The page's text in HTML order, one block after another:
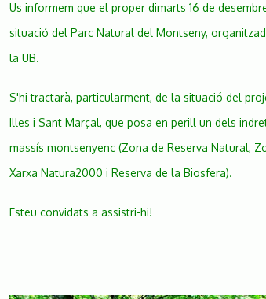
Us informem que el proper dimarts 16 de
situació del Parc Natural del Montseny,
la UB.
S'hi tractarà, particularment, de la situació del
Illes i Sant Marçal, que posa en perill un dels
massís montsenyenc (Zona de Reserva Natural,
Xarxa Natura2000 i Reserva de la Biosfera).
Esteu convidats a assistri-hi!